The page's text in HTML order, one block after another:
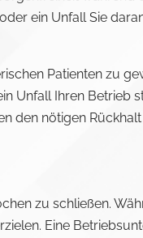
ein Unfall Sie
Patienten zu
Unfall Ihren Betrieb
den nötigen
zu schließen.
Eine